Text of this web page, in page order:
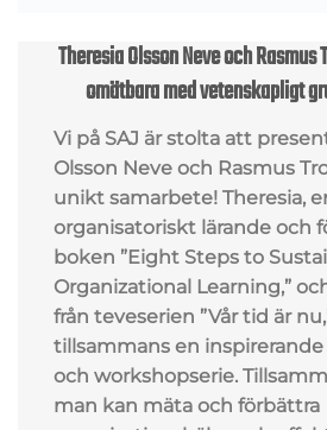
Theresia Olsson Neve och
omätbara med vetenskapligt
Vi på SAJ är stolta att
Olsson Neve och Rasmus
unikt samarbete! Theresia,
organisatoriskt lärande och
boken ”Eight Steps to
Organizational Learning,”
från teveserien ”Vår tid är
tillsammans en
och workshopserie.
man kan mäta och förbättra